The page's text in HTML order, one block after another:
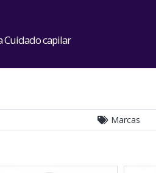
Cuidado capilar
Marcas